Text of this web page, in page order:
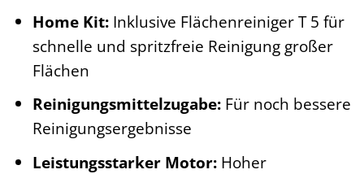
Home Kit:Inklusive Flächenreiniger T 5 für
schnelle und spritzfreie Reinigung großer
Flächen
Reinigungsmittelzugabe:Für noch bessere
Reinigungsergebnisse
Leistungsstarker Motor:Hoher